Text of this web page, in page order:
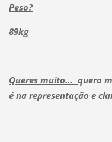
Peso?
89kg
Queres muito… quero
é na representação e